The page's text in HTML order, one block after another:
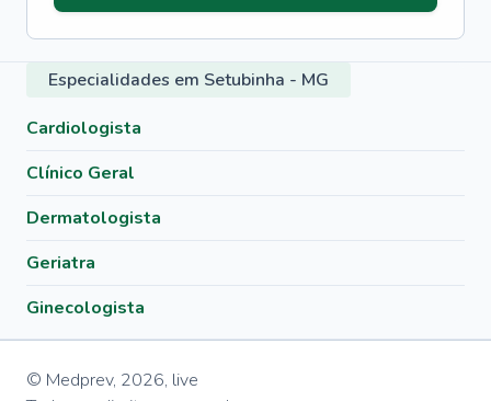
Especialidades em Setubinha - MG
Cardiologista
Clínico Geral
Dermatologista
Geriatra
Ginecologista
© Medprev, 2026, live